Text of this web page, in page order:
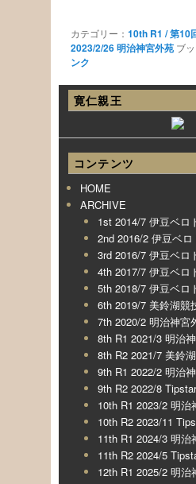
カテゴリー： 10th R1 / 第10
2023/2/26 明治神宮外苑ブッ
ンク
寛仁親王
コンテンツ
HOME
ARCHIVE
1st 2014/7 伊豆ベロ
2nd 2016/2 伊豆ベロ
3rd 2016/7 伊豆ベロ
4th 2017/7 伊豆ベロ
5th 2018/7 伊豆ベロ
6th 2019/7 美鈴湖競
7th 2020/2 明治神宮
8th R1 2021/3 明治
8th R2 2021/7 美鈴
9th R1 2022/2 明治
9th R2 2022/8
10th R1 2023/2 明治
10th R2 2023/11
11th R1 2024/3 明治
11th R2 2024/5
12th R1 2025/2 明治